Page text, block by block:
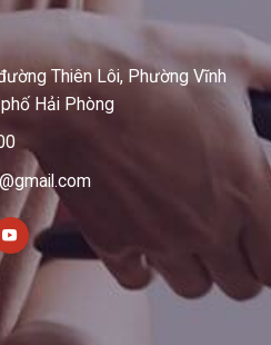
Thiên Lôi, Phường Vĩnh
Hải Phòng